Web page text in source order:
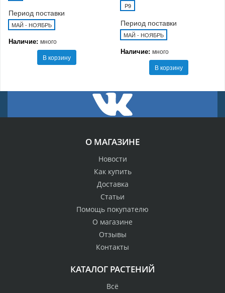
Период поставки
МАЙ - НОЯБРЬ
Наличие: много
В корзину
P9
Период поставки
МАЙ - НОЯБРЬ
Наличие: много
В корзину
О МАГАЗИНЕ
Новости
Как купить
Доставка
Статьи
Помощь покупателю
О магазине
Отзывы
Контакты
КАТАЛОГ РАСТЕНИЙ
Всё